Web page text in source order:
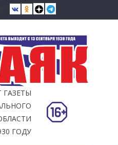
агропромышленного
городской среды на
совместной работы
ГОДУ